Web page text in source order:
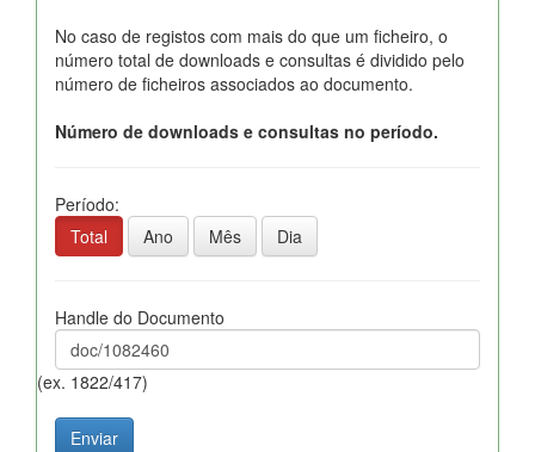
No caso de registos com mais do que um ficheiro, o
número total de downloads e consultas é dividido pelo
número de ficheiros associados ao documento.
Número de downloads e consultas no período.
Período:
Total
Ano Mês Dia
Handle do Documento
(ex. 1822/417)